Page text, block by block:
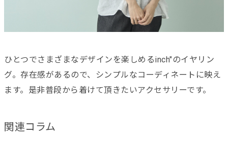
ひとつでさまざまなデザインを楽しめるinch"のイヤリン
グ。存在感があるので、シンプルなコーディネートに映え
ます。是非普段から着けて頂きたいアクセサリーです。
関連コラム